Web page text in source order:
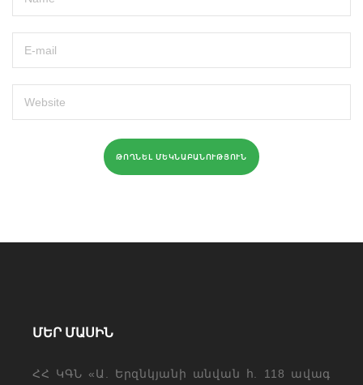
ՄԵՐ ՄԱՍԻՆ
ՀՀ ԿԳՆ «Ա. Երզնկյանի անվան հ. 118 ավագ